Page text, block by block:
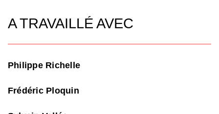
A TRAVAILLÉ AVEC
Philippe Richelle
Frédéric Ploquin